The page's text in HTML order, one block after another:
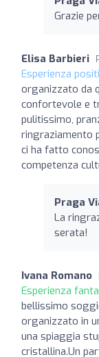
Grazie
Elisa Barbieri
Esperienza
organizzato da
confortevole e
pulitissimo,
ringraziamento
ci ha fatto
competenza
Praga
La
serata!
Ivana Romano
Esperienza
bellissimo
organizzato in
una spiaggia
cristallina.Un